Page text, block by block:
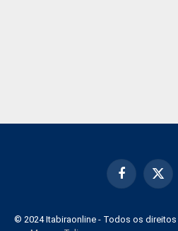
Facebook
X
© 2024 Itabiraonline - Todos os direitos